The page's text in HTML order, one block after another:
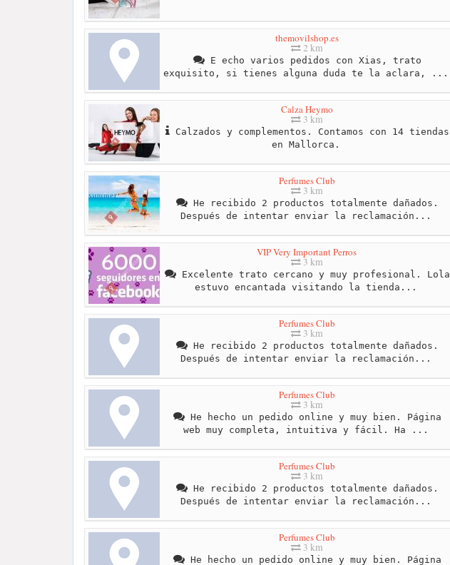
themovilshop.es
2 km
E echo varios pedidos con Xias, trato
exquisito, si tienes alguna duda te la aclara, ...
Calza Heymo
3 km
Calzados y complementos. Contamos con 14 tiendas
en Mallorca.
Perfumes Club
3 km
He recibido 2 productos totalmente dañados.
Después de intentar enviar la reclamación...
VIP Very Important Perros
3 km
Excelente trato cercano y muy profesional. Lola
estuvo encantada visitando la tienda...
Perfumes Club
3 km
He recibido 2 productos totalmente dañados.
Después de intentar enviar la reclamación...
Perfumes Club
3 km
He hecho un pedido online y muy bien. Página
web muy completa, intuitiva y fácil. Ha ...
Perfumes Club
3 km
He recibido 2 productos totalmente dañados.
Después de intentar enviar la reclamación...
Perfumes Club
3 km
He hecho un pedido online y muy bien. Página